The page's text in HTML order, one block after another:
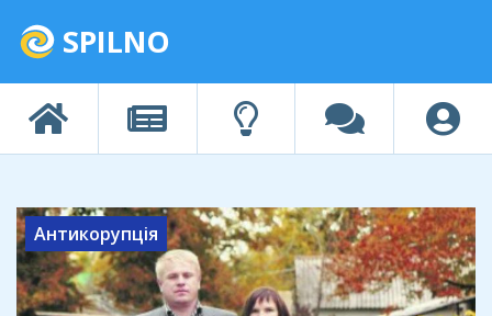
SPILNO
Антикорупція